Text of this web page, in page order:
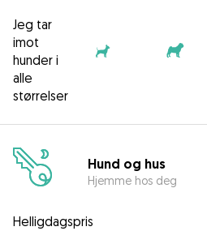
Jeg tar
imot
hunder i
alle
størrelser
Hund og hus
Hjemme hos deg
Helligdagspris